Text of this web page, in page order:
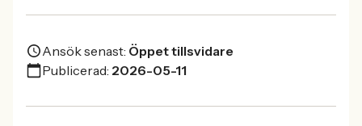
Ansök senast: Öppet tillsvidare
Publicerad: 2026-05-11